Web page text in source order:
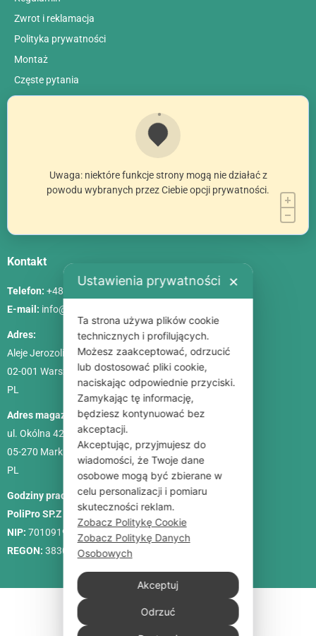
Zwrot i reklamacja
Polityka prywatności
Montaż
Сzęste pytania
Uwaga: niektóre funkcje strony mogą nie działać z
powodu wybranych przez Ciebie opcji prywatności.
Kontakt
Telefon: +48 786 84 83 84
E-mail: info@poliszklarnia.pl
Adres:
Aleje Jerozolimskie 85, lok. 21
02-001 Warszawa
PL
Adres magazynu:
ul. Okólna 42C
05-270 Marki
PL
Godziny pracy:
Pon. – Pt.: 9:00-18:00, Sob.: 10:00-15:00
PoliPro SP.Z O. O.
NIP: 7010919458
REGON: 383088713
Ustawienia prywatności ✕
Ta strona używa plików cookie
technicznych i profilujących.
Możesz zaakceptować, odrzucić
lub dostosować pliki cookie,
naciskając odpowiednie przyciski.
Zamykając tę informację,
będziesz kontynuować bez
akceptacji.
Akceptując, przyjmujesz do
wiadomości, że Twoje dane
osobowe mogą być zbierane w
celu personalizacji i pomiaru
skuteczności reklam.
Zobacz Politykę Cookie
Zobacz Politykę Danych
Osobowych
Akceptuj
Odrzuć